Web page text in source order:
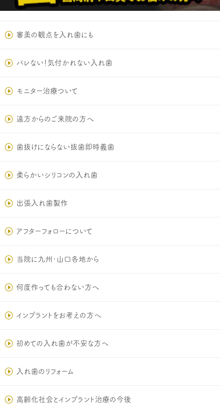
審美の観点を入れ歯にも
バレない！気付かれない入れ歯
モニター治療ついて
遠方からのご来院の方へ
歯抜けにならない抜歯即時義歯
柔らかいシリコンの入れ歯
出張入れ歯製作
アフターフォローについて
当院に九州･山口各地から
何度作っても合わない方へ
インプラントをお考えの方へ
初めての入れ歯が不安な方へ
入れ歯のリフォーム
高齢化社会とインプラント治療の今後